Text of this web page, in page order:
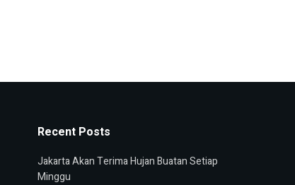
Recent Posts
Jakarta Akan Terima Hujan Buatan Setiap
Minggu